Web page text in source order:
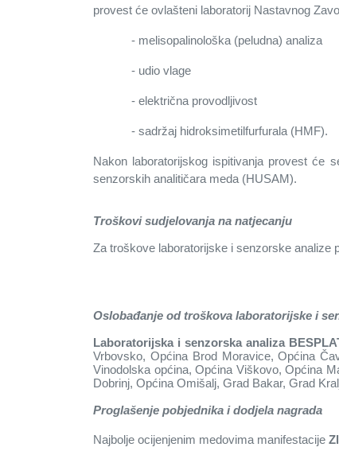
provest će ovlašteni laboratorij Nastavnog
- melisopalinološka (peludna) analiza
- udio vlage
- električna provodljivost
- sadržaj hidroksimetilfurfurala (HMF).
Nakon laboratorijskog ispitivanja provest će
senzorskih analitičara meda (HUSAM).
Troškovi sudjelovanja na natjecanju
Za troškove laboratorijske i senzorske analize
Oslobađanje od troškova laboratorijske i
Laboratorijska i senzorska analiza
Vrbovsko, Općina Brod Moravice, Općina
Vinodolska općina, Općina Viškovo, Općina
Dobrinj, Općina Omišalj, Grad Bakar, Grad
Proglašenje pobjednika i dodjela nagrada
Najbolje ocijenjenim medovima manifestacije